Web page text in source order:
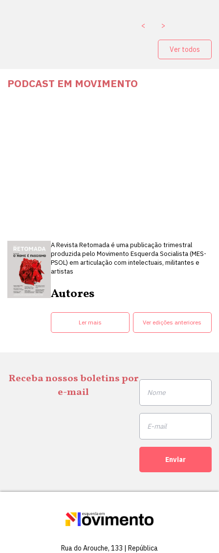
< >
Ver todos
PODCAST EM MOVIMENTO
A Revista Retomada é uma publicação trimestral
produzida pelo Movimento Esquerda Socialista (MES-
PSOL) em articulação com intelectuais, militantes e
artistas
Autores
Ler mais Ver edições anteriores
Receba nossos boletins por
e-mail
Enviar
Rua do Arouche, 133 | República